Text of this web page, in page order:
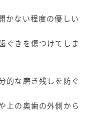
かない程度の優しい
ぐきを傷つけてしま
的な磨き残しを防ぐ
上の奥歯の外側から